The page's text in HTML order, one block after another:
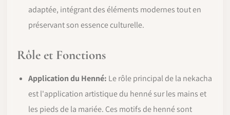
adaptée, intégrant des éléments modernes tout en
préservant son essence culturelle.
Rôle et Fonctions
Application du Henné: Le rôle principal de la nekacha
est l'application artistique du henné sur les mains et
les pieds de la mariée. Ces motifs de henné sont